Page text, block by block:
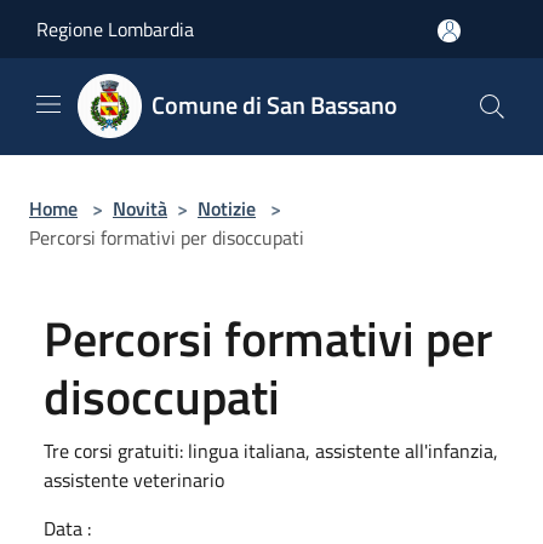
Regione Lombardia
Comune di San Bassano
Home > Novità > Notizie >
Percorsi formativi per disoccupati
Percorsi formativi per
disoccupati
Tre corsi gratuiti: lingua italiana, assistente all'infanzia,
assistente veterinario
Data :